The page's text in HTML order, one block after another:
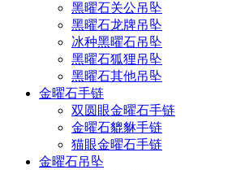
黑曜石关公吊坠
黑曜石龙牌吊坠
冰种黑曜石吊坠
黑曜石狐狸吊坠
黑曜石其他吊坠
金曜石手链
双圆眼金曜石手链
金曜石貔貅手链
猫眼金曜石手链
金曜石吊坠